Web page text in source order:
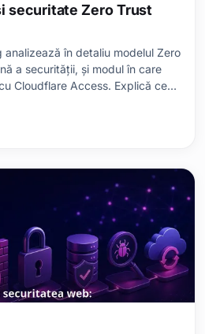
securitate Zero Trust
în detaliu modelul Zero
a securității, și modul în care
Cloudflare Access. Explică ce
cu principiile Zero Trust.